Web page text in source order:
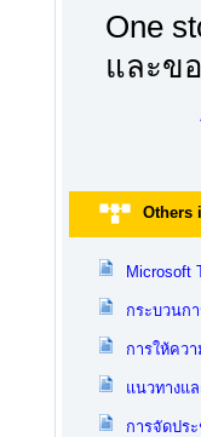
One
และข
Others
Microsoft
กระบวนก
การให้คว
แนวทางแ
การจัดปร